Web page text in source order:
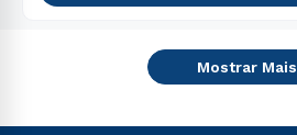
Mostrar Mais